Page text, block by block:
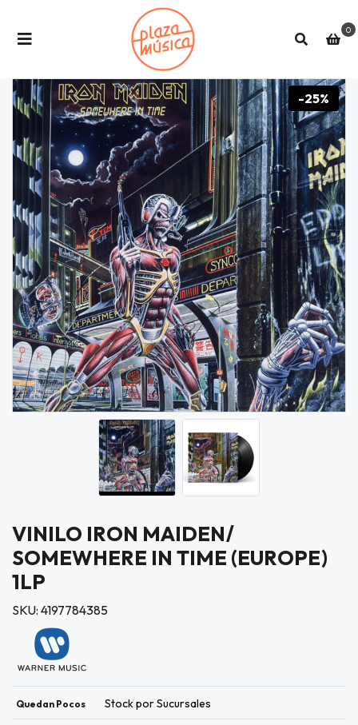
0
-25%
VINILO IRON MAIDEN/
SOMEWHERE IN TIME (EUROPE)
1LP
SKU: 4197784385
Quedan Pocos Stock por Sucursales